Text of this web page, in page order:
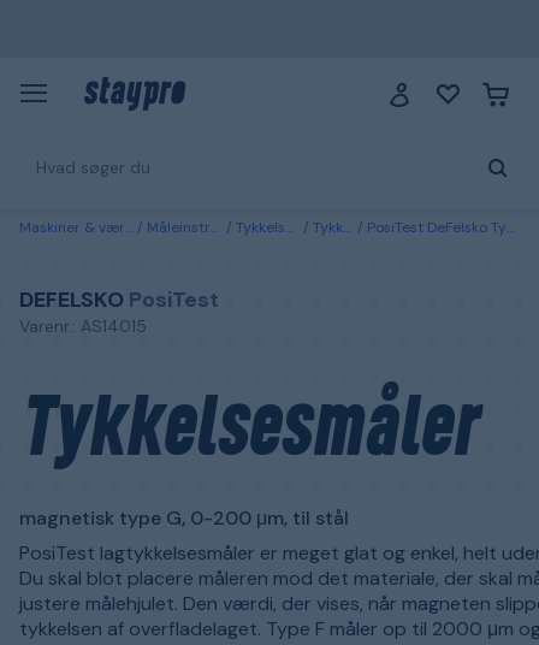
Maskiner & værktøj Måleinstrument Tykkelsesmålere Tykkelsesmåler PosiTest DeFelsko Tykkelsesmåler magnetisk type G, 0-200 μm, til stål
DEFELSKO PosiTest
Varenr.: AS14015
Tykkelsesmåler
magnetisk type G, 0-200 μm, til stål
PosiTest lagtykkelsesmåler er meget glat og enkel, helt
Du skal blot placere måleren mod det materiale, der skal
justere målehjulet. Den værdi, der vises, når magneten
tykkelsen af overfladelaget. Type F måler op til 2000 μm